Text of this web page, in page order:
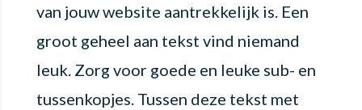
van jouw website aantrekkelijk is. Een
groot geheel aan tekst vind niemand
leuk. Zorg voor goede en leuke sub- en
tussenkopjes. Tussen deze tekst met